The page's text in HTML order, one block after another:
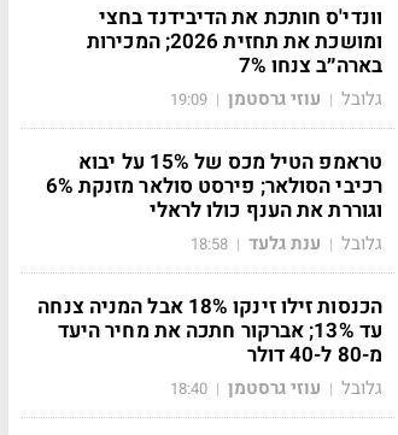
וונדי'ס חותכת את הדיבידנד בחצי
ומושכת את תחזית 2026; המכירות
בארה״ב צנחו 7%
גלובל | עוזי גרסטמן |
19:09
טראמפ הטיל מכס של 15% על יבוא
רכיבי הסולאר; פירסט סולאר מזנקת 6%
וגוררת את הענף כולו לראלי
גלובל | ענת גלעד |
18:58
הכנסות זילו זינקו 18% אבל המניה צנחה
עד 13%; אברקור חתכה את מחיר היעד
מ-80 ל-40 דולר
גלובל | עוזי גרסטמן |
18:40